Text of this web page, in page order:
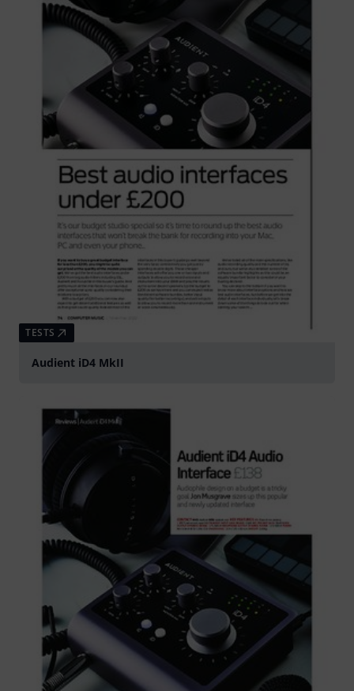
TESTS
Audient iD4 MkII